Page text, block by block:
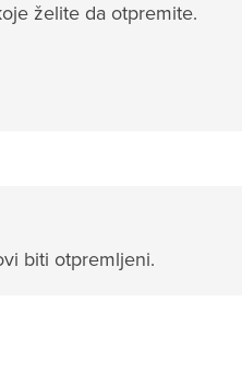
želite da otpremite.
biti otpremljeni.